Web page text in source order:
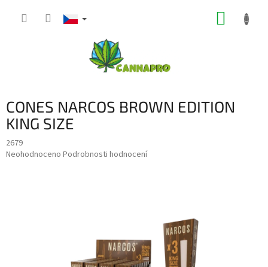
CONES NARCOS BROWN EDITION
KING SIZE
2679
Průměrné
Neohodnoceno Podrobnosti hodnocení